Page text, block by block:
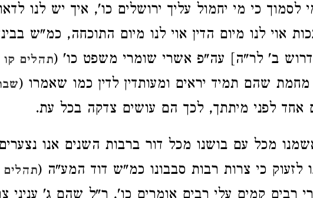
לסמוך כי מי יחמול עליך ירושלים כו', איך יש לנו
אוי לנו מיום הדין אוי לנו מיום התוכחה, כמ"ש
ב' לר"ה] עה"פ אשרי שומרי משפט כו' (תהלים קו
שהם תמיד יראים ומעותדין לדין כמו שאמרו (
אחד לפני מיתתך, לכך הם עושים צדקה בכל עת.
מכל עם בושנו מכל דור ברבות השנים אנו
לזעוק כי צרות רבות סבבונו כמ"ש דוד המע"ה (תהלים